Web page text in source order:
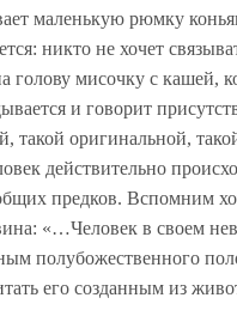
маленькую рюмку
никто не хочет
голову мисочку с кашей,
и говорит
такой оригинальной,
действительно
предков. Вспомним
«…Человек в своем
полубожественного
его созданным из